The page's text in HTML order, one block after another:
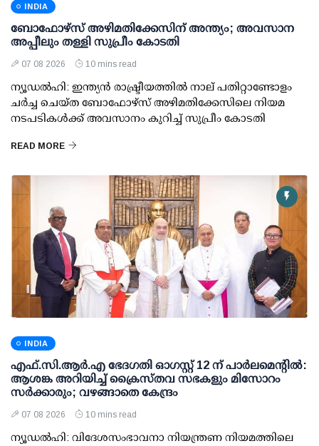
INDIA
ബോഫോഴ്സ് അഴിമതിക്കേസിന് അന്ത്യം; അവസാന
അപ്പീലും തള്ളി സുപ്രീം കോടതി
07 08 2026 10 mins read
ന്യൂഡല്‍ഹി: ഇന്ത്യന്‍ രാഷ്ട്രീയത്തില്‍ നാല് പതിറ്റാണ്ടോളം
ചര്‍ച്ച ചെയ്ത ബോഫോഴ്സ് അഴിമതിക്കേസിലെ നിയമ
നടപടികള്‍ക്ക് അവസാനം കുറിച്ച് സുപ്രീം കോടതി
READ MORE
INDIA
എഫ്.സി.ആര്‍.എ ഭേദഗതി ഓഗസ്റ്റ് 12 ന് പാര്‍ലമെന്റില്‍:
ആശങ്ക അറിയിച്ച് ക്രൈസ്തവ സഭകളും മിസോറം
സര്‍ക്കാരും; വഴങ്ങാതെ കേന്ദ്രം
07 08 2026 10 mins read
ന്യൂഡല്‍ഹി: വിദേശസംഭാവനാ നിയന്ത്രണ നിയമത്തിലെ